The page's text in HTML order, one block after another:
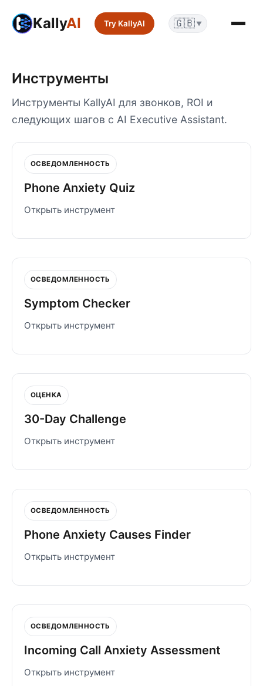
KallyAI Try KallyAI 🇬🇧 ▼
Инструменты
Инструменты KallyAI для звонков, ROI и
следующих шагов с AI Executive Assistant.
ОСВЕДОМЛЕННОСТЬ
Phone Anxiety Quiz
Открыть инструмент
ОСВЕДОМЛЕННОСТЬ
Symptom Checker
Открыть инструмент
ОЦЕНКА
30-Day Challenge
Открыть инструмент
ОСВЕДОМЛЕННОСТЬ
Phone Anxiety Causes Finder
Открыть инструмент
ОСВЕДОМЛЕННОСТЬ
Incoming Call Anxiety Assessment
Открыть инструмент